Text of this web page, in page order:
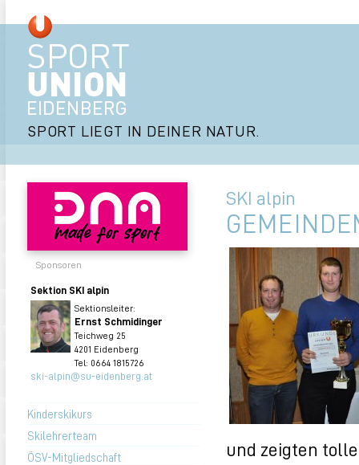
SPORT LIEGT IN DEINER NATUR.
Sponsoren
Sektion SKI alpin
Sektionsleiter:
Ernst Schmidinger
Teichweg 25
4201 Eidenberg
Tel: 0664 1815726
ski-alpin@su-eidenberg.at
Kinderskikurs
Skilehrerteam
ÖSV-Mitgliedschaft
SKI alpin
und zeigten